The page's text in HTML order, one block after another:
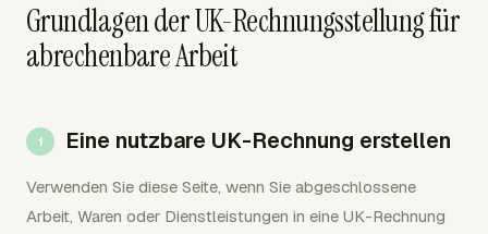
Grundlagen der UK-Rechnungsstellung für
abrechenbare Arbeit
Eine nutzbare UK-Rechnung erstellen
Verwenden Sie diese Seite, wenn Sie abgeschlossene
Arbeit, Waren oder Dienstleistungen in eine UK-Rechnung